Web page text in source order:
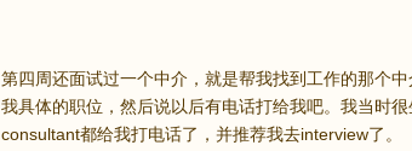
第四周还面试过一个中介，就是帮我找到工作的那个
我具体的职位，然后说以后有电话打给我吧。我当时
consultant都给我打电话了，并推荐我去interview了。